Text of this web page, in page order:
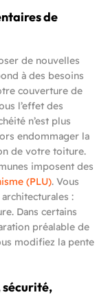
de
de nouvelles
à des besoins
couverture de
l’effet des
n’est plus
endommager la
de votre toiture.
imposent des
(PLU). Vous
:
Dans certains
préalable de
modifiez la pente
sécurité,